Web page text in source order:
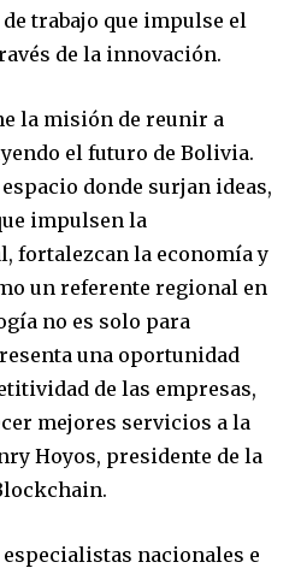
trabajo que impulse el
de la innovación.
la misión de reunir a
el futuro de Bolivia.
donde surjan ideas,
impulsen la
fortalezcan la economía y
un referente regional en
no es solo para
una oportunidad
de las empresas,
mejores servicios a la
Hoyos, presidente de la
nacionales e